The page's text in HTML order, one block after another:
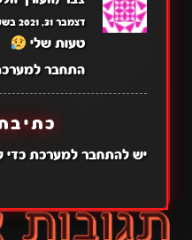
דצמבר 31, 2021 בשעה 8:13 am
טעות שלי
התחבר
יש להתחבר למערכתכדי